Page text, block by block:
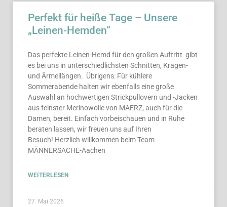
Perfekt für heiße Tage – Unsere
„Leinen-Hemden“
Das perfekte Leinen-Hemd für den großen Auftritt gibt
es bei uns in unterschiedlichsten Schnitten, Kragen-
und Ärmellängen. Übrigens: Für kühlere
Sommerabende halten wir ebenfalls eine große
Auswahl an hochwertigen Strickpullovern und -Jacken
aus feinster Merinowolle von MAERZ, auch für die
Damen, bereit. Einfach vorbeischauen und in Ruhe
beraten lassen, wir freuen uns auf Ihren
Besuch! Herzlich willkommen beim Team
MÄNNERSACHE-Aachen
WEITERLESEN
27. Mai 2026